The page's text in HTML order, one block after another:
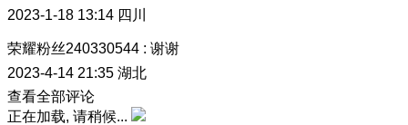
2023-1-18 13:14 四川
荣耀粉丝240330544 : 谢谢
2023-4-14 21:35 湖北
查看全部评论
正在加载, 请稍候...